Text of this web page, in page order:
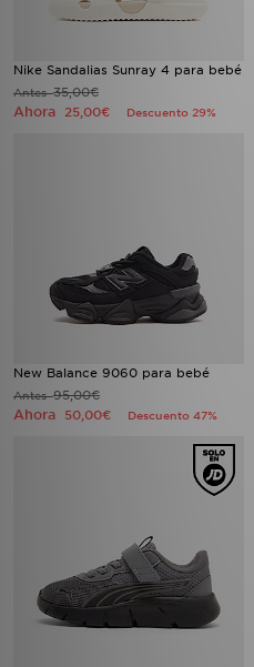
Nike Sandalias Sunray 4 para bebé
Antes35,00€
Ahora 25,00€ Descuento 29%
New Balance 9060 para bebé
Antes95,00€
Ahora 50,00€ Descuento 47%